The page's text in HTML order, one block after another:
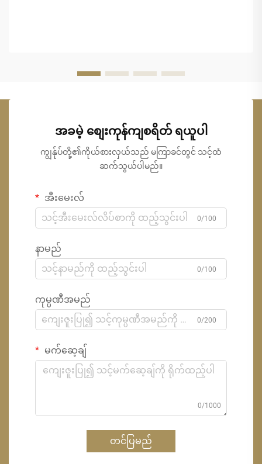
အခမဲ့ စျေးကုန်ကျစရိတ် ရယူပါ
ကျွန်ုပ်တို့၏ကိုယ်စားလှယ်သည် မကြာခင်တွင် သင့်ထံ
ဆက်သွယ်ပါမည်။
အီးမေးလ်
0/100
နာမည်
0/100
ကုမ္ပဏီအမည်
0/200
မက်ဆေ့ချ်
0/1000
တင်ပြမည်